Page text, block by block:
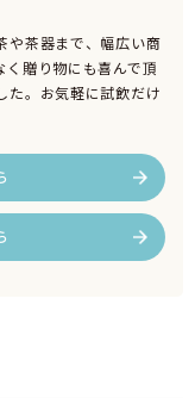
や茶器まで、幅広い商
贈り物にも喜んで頂
た。お気軽に試飲だけ